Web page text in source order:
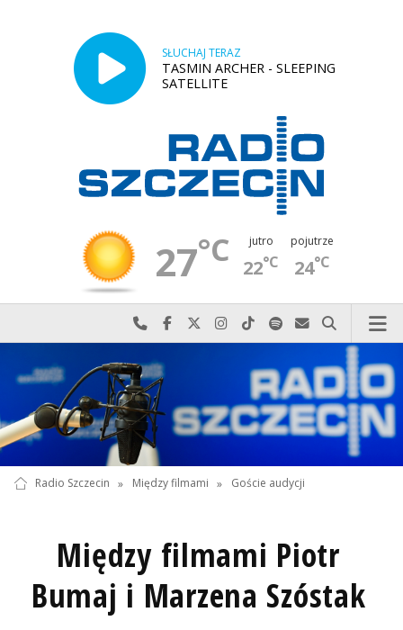
SŁUCHAJ TERAZ
TASMIN ARCHER - SLEEPING
SATELLITE
27°C jutro
22°C
pojutrze
24°C
Najlepiej po prostu do nas zadzwoń
Odwiedź nas na Facebook-u
Odwiedź nas na X
Odwiedź nas na Instagram-ie
Odwiedź nas na TikTok-u
Szukaj nas na Spotify
Wyślij do nas
Szukaj
Radio Szczecin » Między filmami » Goście audycji
Między filmami Piotr
Bumaj i Marzena Szóstak